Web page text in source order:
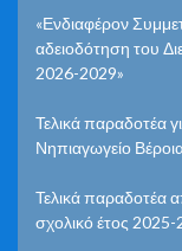
«Ενδιαφέρον
αδειοδότηση του
2026-2029»
Τελικά παραδοτέα
Νηπιαγωγείο
Τελικά παραδοτέα
σχολικό έτος